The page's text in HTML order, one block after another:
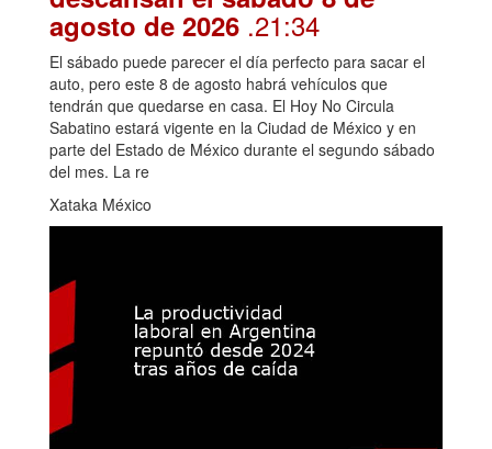
agosto de 2026 .21:34
El sábado puede parecer el día perfecto para sacar el
auto, pero este 8 de agosto habrá vehículos que
tendrán que quedarse en casa. El Hoy No Circula
Sabatino estará vigente en la Ciudad de México y en
parte del Estado de México durante el segundo sábado
del mes. La re
Xataka México